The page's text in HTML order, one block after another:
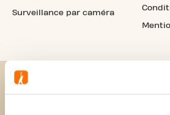
Surveillance par caméra